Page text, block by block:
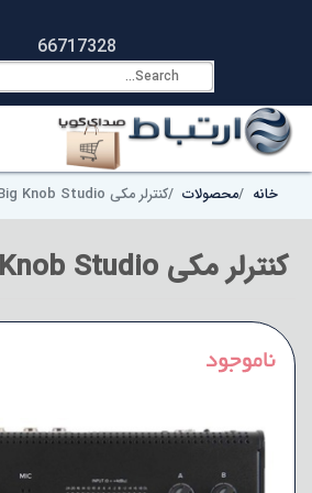
66717328
خانه محصولات کنترلر مکی Mackie Big Knob Studio
کنترلر مکی Mackie Big Knob Studio